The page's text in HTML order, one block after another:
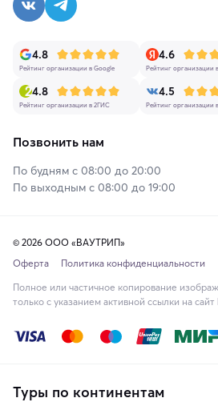
4.8
Рейтинг организации в Google
4.6
Рейтинг организации
4.8
Рейтинг организации в 2ГИС
4.5
Рейтинг организации
Позвонить нам
По будням с 08:00 до 20:00
По выходным с 08:00 до 19:00
© 2026 ООО «ВАУТРИП»
Оферта
Политика конфиденциальности
Полное или частичное копирование
только с указанием активной ссылки на сайт
Туры по континентам